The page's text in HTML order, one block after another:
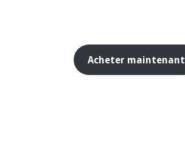
Acheter maintenant